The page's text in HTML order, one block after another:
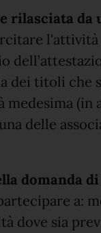
rilasciata da
l'attività
dei titoli che
medesima (in
delle
domanda
a:
dove sia